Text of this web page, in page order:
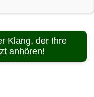
Klang, der Ihre
anhören!